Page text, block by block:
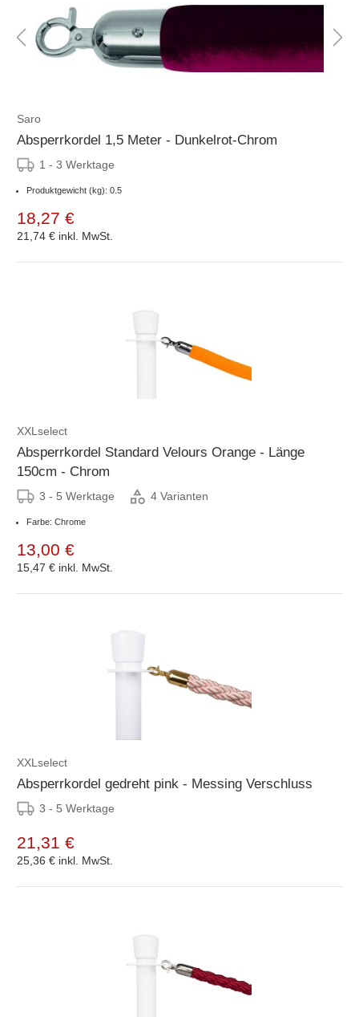
Saro
Absperrkordel 1,5 Meter - Dunkelrot-Chrom
1 - 3 Werktage
Produktgewicht (kg): 0.5
18,27 €
21,74 € inkl. MwSt.
XXLselect
Absperrkordel Standard Velours Orange - Länge
150cm - Chrom
3 - 5 Werktage 4 Varianten
Farbe: Chrome
13,00 €
15,47 € inkl. MwSt.
XXLselect
Absperrkordel gedreht pink - Messing Verschluss
3 - 5 Werktage
21,31 €
25,36 € inkl. MwSt.